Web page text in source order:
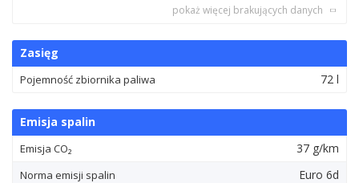
pokaż więcej brakujących danych
Zasięg
Pojemność zbiornika paliwa 72 l
Emisja spalin
Emisja CO₂ 37 g/km
Norma emisji spalin Euro 6d